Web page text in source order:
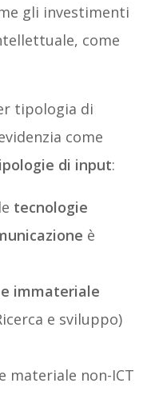
gli investimenti
come
tipologia di
come
di input:
tecnologie
è
immateriale
e sviluppo)
materiale non-ICT